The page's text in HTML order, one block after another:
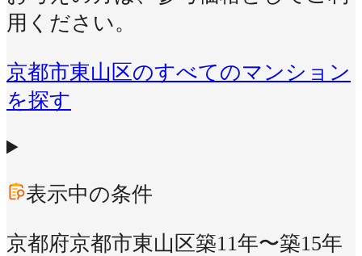
用ください。
京都市東山区のすべてのマンション
を探す
表示中の条件
京都府京都市東山区築11年〜築15年